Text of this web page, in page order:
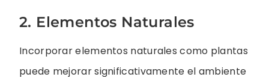
2. Elementos Naturales
Incorporar elementos naturales como plantas
puede mejorar significativamente el ambiente